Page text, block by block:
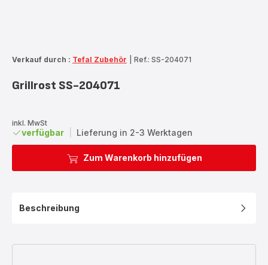
Verkauf durch : Tefal Zubehör Ref.: SS-204071
Grillrost SS-204071
inkl. MwSt
verfügbar Lieferung in 2-3 Werktagen
Zum Warenkorb hinzufügen
Beschreibung